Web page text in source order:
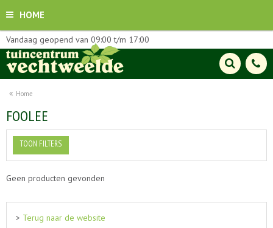
HOME
Home
Vandaag geopend van 09:00 t/m 17:00
FOOLEE
TOON FILTERS
Geen producten gevonden
> Terug naar de website